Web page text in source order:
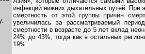
инфекций нижних дыхательных путей. При
смертность от этой группы причин
увеличилась за рассматриваемый
смертности в возрасте до 5 лет вклад
24% до 43%, тогда как в остальных
19%.